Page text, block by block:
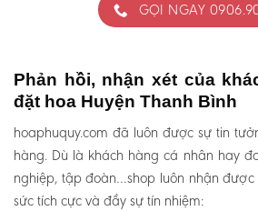
GỌI NGAY
Phản hồi, nhận xét của
đặt hoa Huyện Thanh Bình
hoaphuquy.com đã luôn được sự tin
hàng. Dù là khách hàng cá nhân hay
nghiệp, tập đoàn…shop luôn nhận
sức tích cực và đầy sự tín nhiệm: